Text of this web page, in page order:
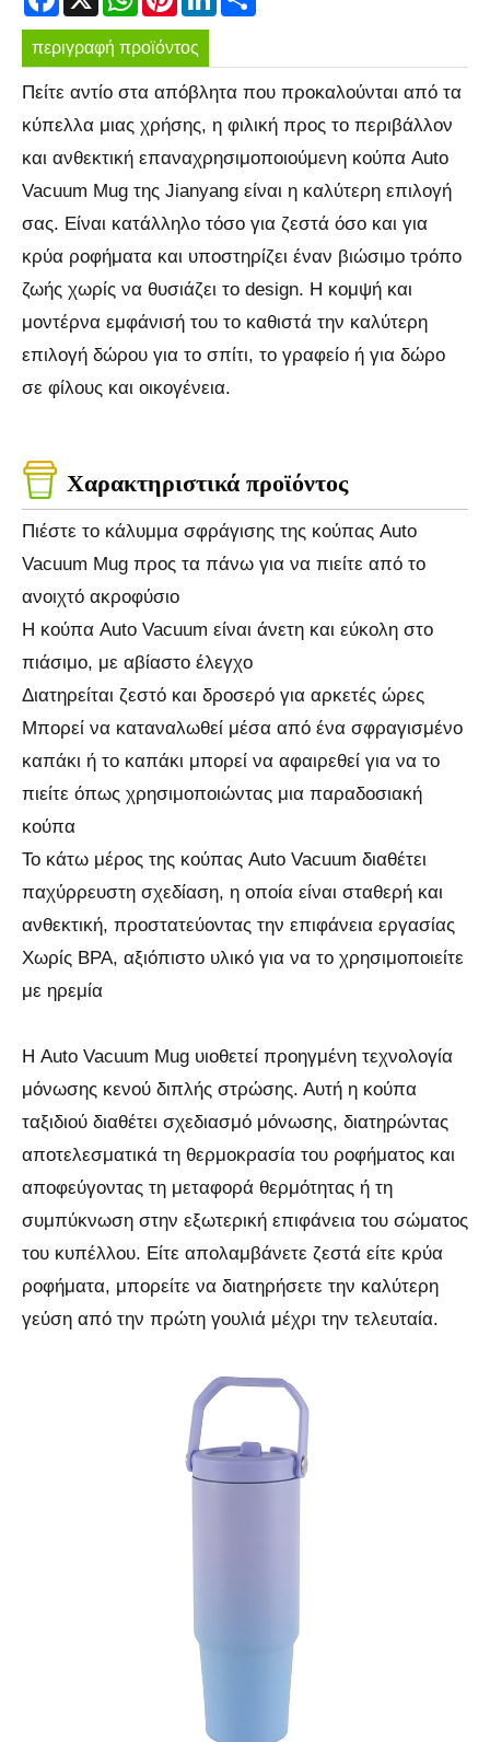
περιγραφή προϊόντος
Πείτε αντίο στα απόβλητα που προκαλούνται από τα
κύπελλα μιας χρήσης, η φιλική προς το περιβάλλον
και ανθεκτική επαναχρησιμοποιούμενη κούπα Auto
Vacuum Mug της Jianyang είναι η καλύτερη επιλογή
σας. Είναι κατάλληλο τόσο για ζεστά όσο και για
κρύα ροφήματα και υποστηρίζει έναν βιώσιμο τρόπο
ζωής χωρίς να θυσιάζει το design. Η κομψή και
μοντέρνα εμφάνισή του το καθιστά την καλύτερη
επιλογή δώρου για το σπίτι, το γραφείο ή για δώρο
σε φίλους και οικογένεια.
Χαρακτηριστικά προϊόντος
Πιέστε το κάλυμμα σφράγισης της κούπας Auto
Vacuum Mug προς τα πάνω για να πιείτε από το
ανοιχτό ακροφύσιο
Η κούπα Auto Vacuum είναι άνετη και εύκολη στο
πιάσιμο, με αβίαστο έλεγχο
Διατηρείται ζεστό και δροσερό για αρκετές ώρες
Μπορεί να καταναλωθεί μέσα από ένα σφραγισμένο
καπάκι ή το καπάκι μπορεί να αφαιρεθεί για να το
πιείτε όπως χρησιμοποιώντας μια παραδοσιακή
κούπα
Το κάτω μέρος της κούπας Auto Vacuum διαθέτει
παχύρρευστη σχεδίαση, η οποία είναι σταθερή και
ανθεκτική, προστατεύοντας την επιφάνεια εργασίας
Χωρίς BPA, αξιόπιστο υλικό για να το χρησιμοποιείτε
με ηρεμία
Η Auto Vacuum Mug υιοθετεί προηγμένη τεχνολογία
μόνωσης κενού διπλής στρώσης. Αυτή η κούπα
ταξιδιού διαθέτει σχεδιασμό μόνωσης, διατηρώντας
αποτελεσματικά τη θερμοκρασία του ροφήματος και
αποφεύγοντας τη μεταφορά θερμότητας ή τη
συμπύκνωση στην εξωτερική επιφάνεια του σώματος
του κυπέλλου. Είτε απολαμβάνετε ζεστά είτε κρύα
ροφήματα, μπορείτε να διατηρήσετε την καλύτερη
γεύση από την πρώτη γουλιά μέχρι την τελευταία.